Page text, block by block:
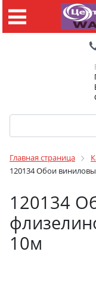
Главная страница
120134 Обои
120134
10м